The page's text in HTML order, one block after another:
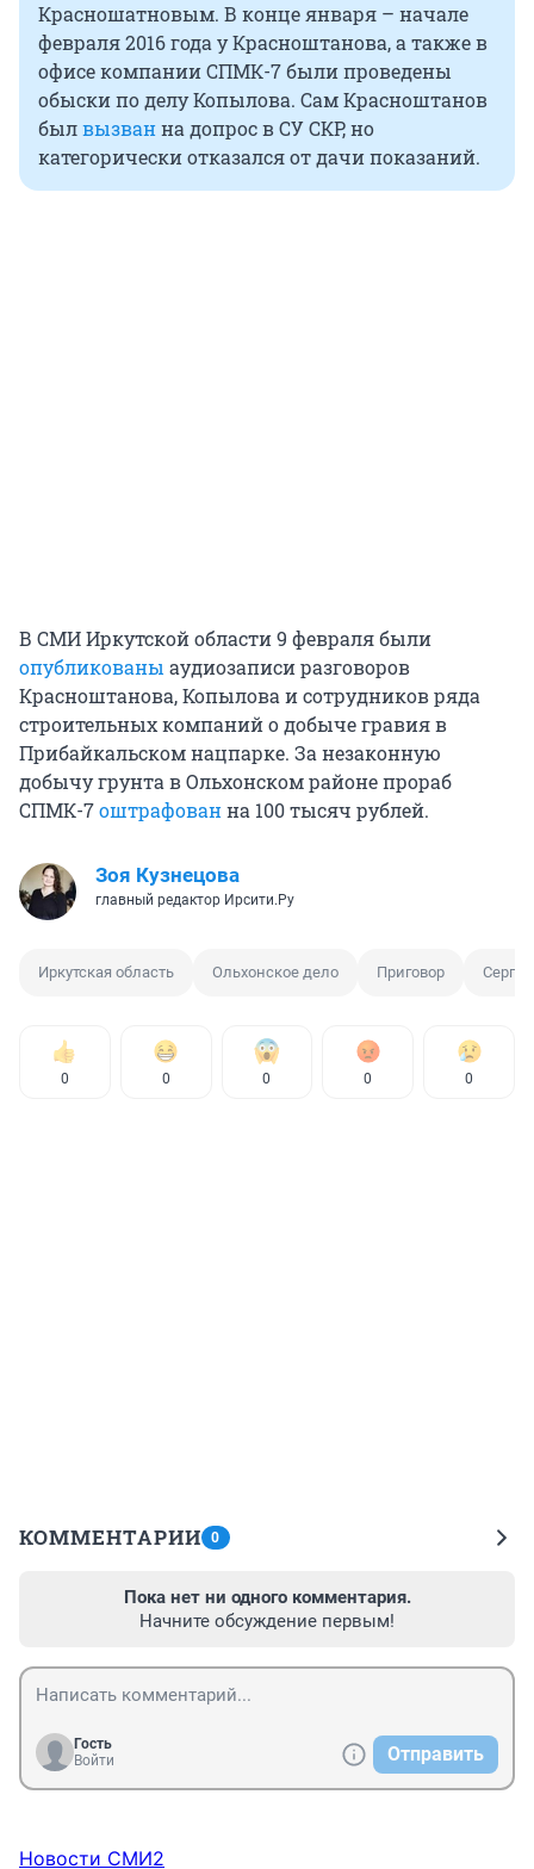
Красношатновым. В конце января – начале
февраля 2016 года у Красноштанова, а также в
офисе компании СПМК-7 были проведены
обыски по делу Копылова. Сам Красноштанов
былвызванна допрос в СУ СКР, но
категорически отказался от дачи показаний.
В СМИ Иркутской области 9 февраля были
опубликованы аудиозаписи разговоров
Красноштанова, Копылова и сотрудников ряда
строительных компаний о добыче гравия в
Прибайкальском нацпарке. За незаконную
добычу грунта в Ольхонском районе прораб
СПМК-7оштрафованна 100 тысяч рублей.
Зоя Кузнецова
главный редактор Ирсити.Ру
Иркутская область Ольхонское дело Приговор
0 0 0 0 0
КОММЕНТАРИИ 0
Пока нет ни одного комментария.
Начните обсуждение первым!
Гость
Войти
Отправить
Новости СМИ2